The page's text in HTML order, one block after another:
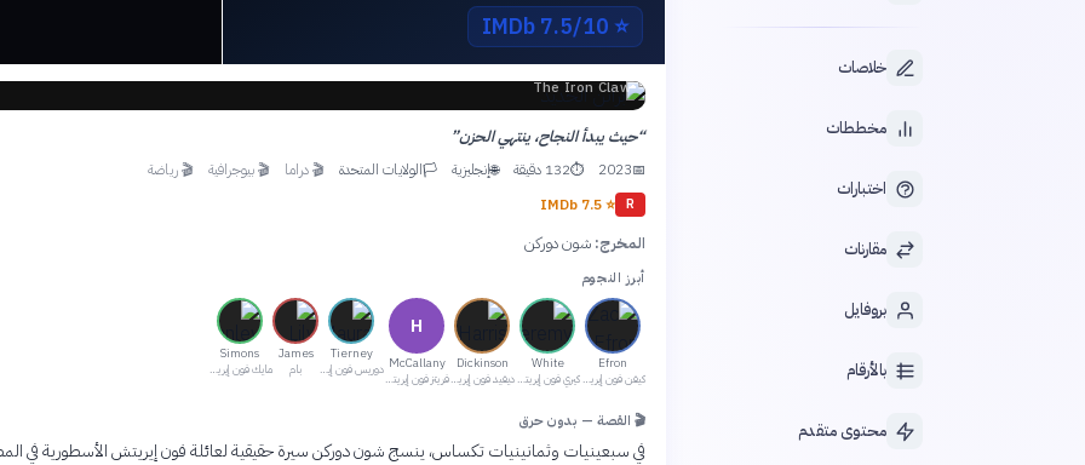
خلاصات
مخططات
اختبارات
مقارنات
بروفايل
بالأرقام
محتوى متقدم
⭐
7.5/10 IMDb
The Iron Claw
“حيث يبدأ النجاح، ينتهي الحزن”
📅
2023
⏱132 دقيقة 🌐إنجليزية 🏳الولايات المتحدة 🎬دراما 🎬بيوجرافية 🎬رياضة
R
⭐
7.5
IMDb
المخرج: شون دوركن
أبرز النجوم
Efron
كيفن فون إيريتش
White
كيري فون إيريتش
Dickinson
ديفيد فون إيريتش
H
McCallany
فريتز فون إيريتش (الأب)
Tierney
دوريس فون إيريتش (الأم)
James
بام
Simons
مايك فون إيريتش
🎬 القصة — بدون حرق
في سبعينيات وثمانينيات تكساس، ينسج شون دوركن سيرة حقيقية لعائلة فون إيريتش الأسطورية في